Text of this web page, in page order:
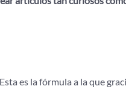
es la fórmula a la que